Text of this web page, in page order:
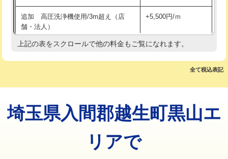
排水管工事（追加 排水管工事/3ｍ超
え）
マス交換（土の掘削・埋め戻し作業） 11,000円~
マス交換（深さ50㎝以上） 66,000円
コンクリート斫り（厚さ10㎝まで）
コンクリート斫り（厚さ10㎝超え）
追加 高圧洗浄機使用/3m超え（店
舗・法人）
+5,500円/ｍ
高度高圧洗浄換 現地調査
トーラー機使用/3mまで 33,000円
追加トーラー機使用/3m超え +3,300円
上記の表をスクロールで他の料金もご覧になれます。
全て税込表記
埼玉県入間郡越生町黒山エ
リアで